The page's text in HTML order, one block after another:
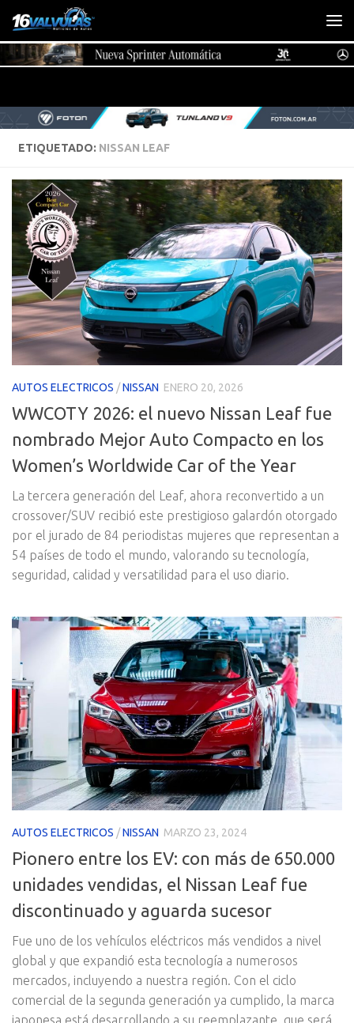
Saltar al contenido
ETIQUETADO: NISSAN LEAF
AUTOS ELECTRICOS /NISSAN ENERO 20, 2026
WWCOTY 2026: el nuevo Nissan Leaf fue
nombrado Mejor Auto Compacto en los
Women’s Worldwide Car of the Year
La tercera generación del Leaf, ahora reconvertido a un
crossover/SUV recibió este prestigioso galardón otorgado
por el jurado de 84 periodistas mujeres que representan a
54 países de todo el mundo, valorando su tecnología,
seguridad, calidad y versatilidad para el uso diario.
AUTOS ELECTRICOS /NISSAN MARZO 23, 2024
Pionero entre los EV: con más de 650.000
unidades vendidas, el Nissan Leaf fue
discontinuado y aguarda sucesor
Fue uno de los vehículos eléctricos más vendidos a nivel
global y que expandió esta tecnología a numerosos
mercados, incluyendo a nuestra región. Con el ciclo
comercial de la segunda generación ya cumplido, la marca
japonesa está desarrollando a su reemplazante, que será